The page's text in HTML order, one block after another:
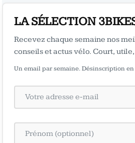
LA SÉLECTION
Recevez chaque semaine nos
conseils et actus vélo. Court,
Un email par semaine. Désinscription